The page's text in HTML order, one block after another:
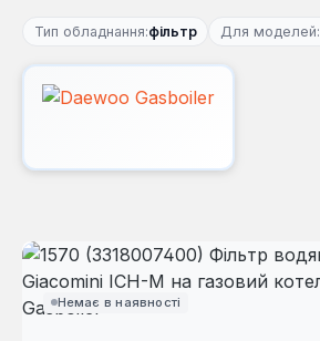
Тип обладнання:фільтр Для моделей:
Немає в наявності
Пропустити галерею зображень